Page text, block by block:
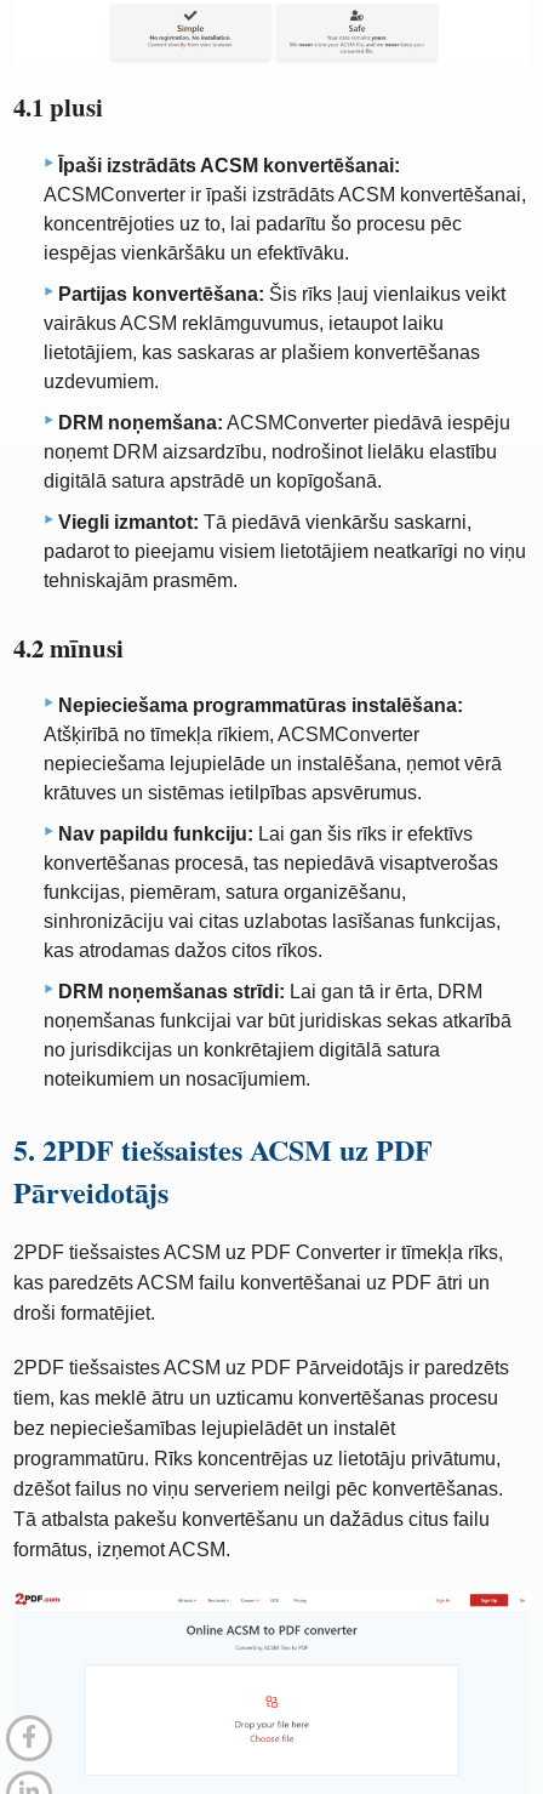
4.1 plusi
Īpaši izstrādāts ACSM konvertēšanai:
ACSMConverter ir īpaši izstrādāts ACSM konvertēšanai,
koncentrējoties uz to, lai padarītu šo procesu pēc
iespējas vienkāršāku un efektīvāku.
Partijas konvertēšana: Šis rīks ļauj vienlaikus veikt
vairākus ACSM reklāmguvumus, ietaupot laiku
lietotājiem, kas saskaras ar plašiem konvertēšanas
uzdevumiem.
DRM noņemšana: ACSMConverter piedāvā iespēju
noņemt DRM aizsardzību, nodrošinot lielāku elastību
digitālā satura apstrādē un kopīgošanā.
Viegli izmantot: Tā piedāvā vienkāršu saskarni,
padarot to pieejamu visiem lietotājiem neatkarīgi no viņu
tehniskajām prasmēm.
4.2 mīnusi
Nepieciešama programmatūras instalēšana:
Atšķirībā no tīmekļa rīkiem, ACSMConverter
nepieciešama lejupielāde un instalēšana, ņemot vērā
krātuves un sistēmas ietilpības apsvērumus.
Nav papildu funkciju: Lai gan šis rīks ir efektīvs
konvertēšanas procesā, tas nepiedāvā visaptverošas
funkcijas, piemēram, satura organizēšanu,
sinhronizāciju vai citas uzlabotas lasīšanas funkcijas,
kas atrodamas dažos citos rīkos.
DRM noņemšanas strīdi: Lai gan tā ir ērta, DRM
noņemšanas funkcijai var būt juridiskas sekas atkarībā
no jurisdikcijas un konkrētajiem digitālā satura
noteikumiem un nosacījumiem.
5. 2PDF tiešsaistes ACSM uz PDF
Pārveidotājs
2PDF tiešsaistes ACSM uz PDF Converter ir tīmekļa rīks,
kas paredzēts ACSM failu konvertēšanai uz PDF ātri un
droši formatējiet.
2PDF tiešsaistes ACSM uz PDF Pārveidotājs ir paredzēts
tiem, kas meklē ātru un uzticamu konvertēšanas procesu
bez nepieciešamības lejupielādēt un instalēt
programmatūru. Rīks koncentrējas uz lietotāju privātumu,
dzēšot failus no viņu serveriem neilgi pēc konvertēšanas.
Tā atbalsta pakešu konvertēšanu un dažādus citus failu
formātus, izņemot ACSM.